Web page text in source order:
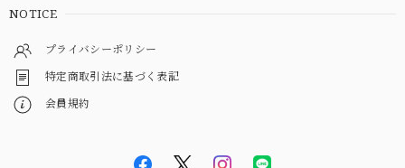
NOTICE
プライバシーポリシー
特定商取引法に基づく表記
会員規約